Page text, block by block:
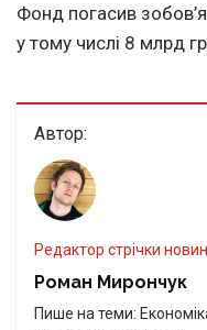
Фонд погасив
у тому числі 8 млрд
Автор:
Редактор стрічки новин
Роман Мирончук
Пише на теми: